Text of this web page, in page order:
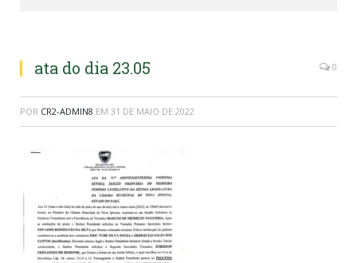
ata do dia 23.05 0
POR CR2-ADMIN8 EM 31 DE MAIO DE 2022